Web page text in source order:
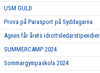
USM GULD
Prova på Parasport på Syddagarna
Agnes får årets idrottsledarstipendier
SUMMERCAMP 2024
Sommargympaskola 2024